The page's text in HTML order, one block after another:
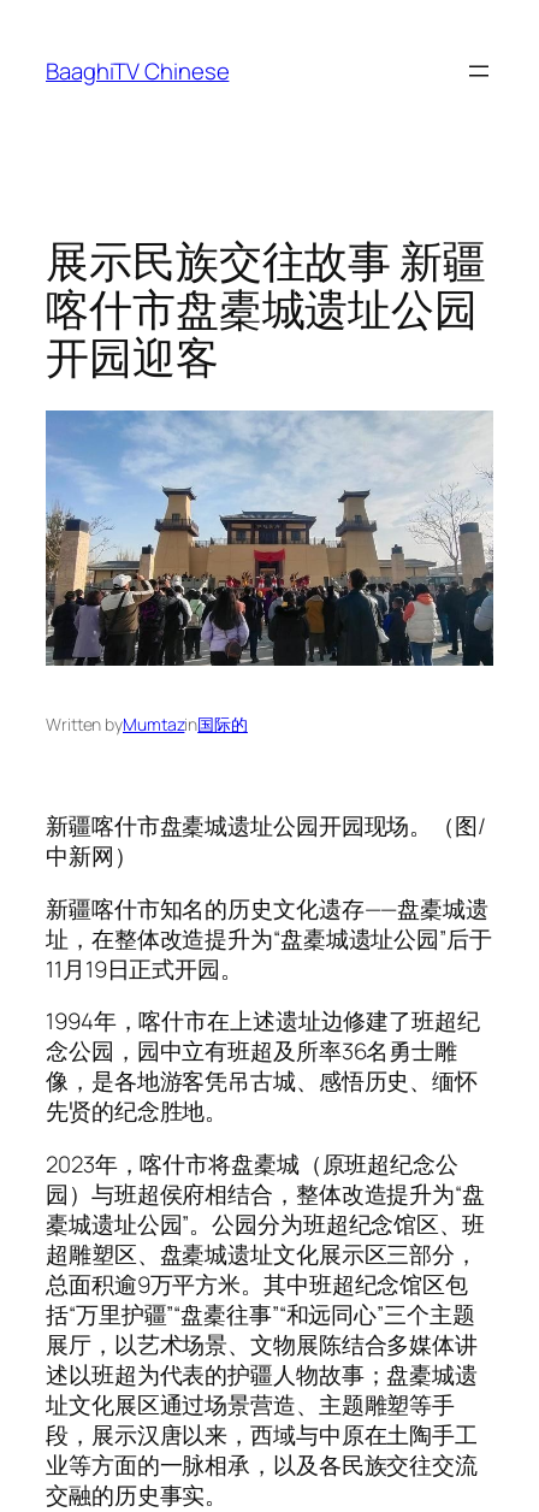
content
BaaghiTV Chinese
展示民族交往故事 新疆
喀什市盘橐城遗址公园
开园迎客
Written byMumtazin国际的
新疆喀什市盘橐城遗址公园开园现场。（图/
中新网）
新疆喀什市知名的历史文化遗存——盘橐城遗
址，在整体改造提升为“盘橐城遗址公园”后于
11月19日正式开园。
1994年，喀什市在上述遗址边修建了班超纪
念公园，园中立有班超及所率36名勇士雕
像，是各地游客凭吊古城、感悟历史、缅怀
先贤的纪念胜地。
2023年，喀什市将盘橐城（原班超纪念公
园）与班超侯府相结合，整体改造提升为“盘
橐城遗址公园”。公园分为班超纪念馆区、班
超雕塑区、盘橐城遗址文化展示区三部分，
总面积逾9万平方米。其中班超纪念馆区包
括“万里护疆”“盘橐往事”“和远同心”三个主题
展厅，以艺术场景、文物展陈结合多媒体讲
述以班超为代表的护疆人物故事；盘橐城遗
址文化展区通过场景营造、主题雕塑等手
段，展示汉唐以来，西域与中原在土陶手工
业等方面的一脉相承，以及各民族交往交流
交融的历史事实。